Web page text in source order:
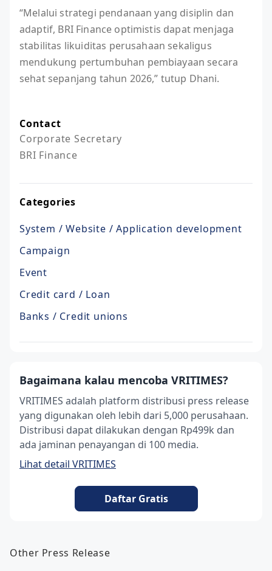
“Melalui strategi pendanaan yang disiplin dan
adaptif, BRI Finance optimistis dapat menjaga
stabilitas likuiditas perusahaan sekaligus
mendukung pertumbuhan pembiayaan secara
sehat sepanjang tahun 2026,” tutup Dhani.
Contact
Corporate Secretary
BRI Finance
Categories
System / Website / Application development
Campaign
Event
Credit card / Loan
Banks / Credit unions
Bagaimana kalau mencoba VRITIMES?
VRITIMES adalah platform distribusi press release
yang digunakan oleh lebih dari 5,000 perusahaan.
Distribusi dapat dilakukan dengan Rp499k dan
ada jaminan penayangan di 100 media.
Lihat detail VRITIMES
Daftar Gratis
Other Press Release